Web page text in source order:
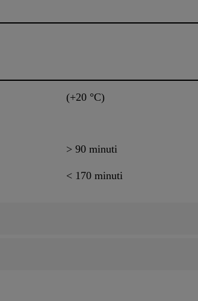
(+20 °C)
> 90 minuti
< 170 minuti